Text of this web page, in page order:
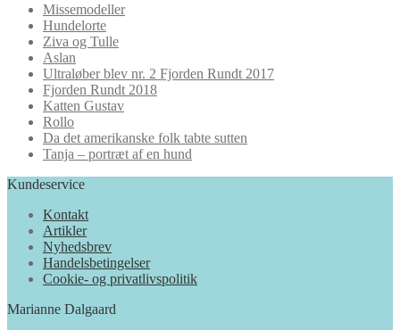
Missemodeller
Hundelorte
Ziva og Tulle
Aslan
Ultraløber blev nr. 2 Fjorden Rundt 2017
Fjorden Rundt 2018
Katten Gustav
Rollo
Da det amerikanske folk tabte sutten
Tanja – portræt af en hund
Kundeservice
Kontakt
Artikler
Nyhedsbrev
Handelsbetingelser
Cookie- og privatlivspolitik
Marianne Dalgaard